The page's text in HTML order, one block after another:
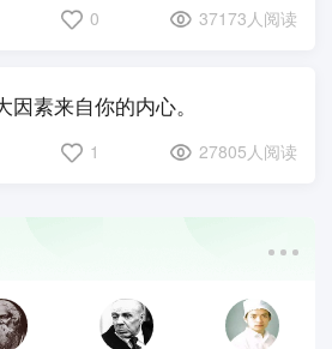
0 37173人阅读
素来自你的内心。
1 27805人阅读